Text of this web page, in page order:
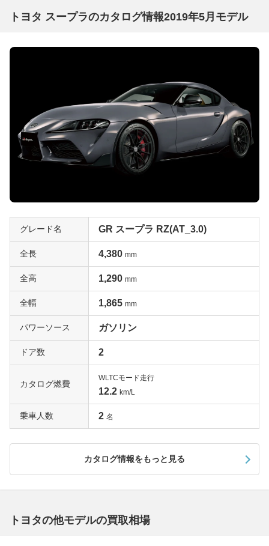
0kgと軽量なのでかなり軽快に走ります。タイヤが前後22
子制御スロットルやオイルクーラーなど走り系の装備も省
見劣りしますが、スープラの本質はしっかり楽しめます。
ちなみに99年からは後輪が245となって前後異サイズとな
りました。スープラにカジュアルに乗りたいという人には
お勧めのグレードです。ぜひ一括査定を試してみてくださ
い。
RZは2002年まで生産されていた先代スープラの中でも最
6気筒ツインターボで、パワーは当時の自主規制値であっ
た280ps。同じエンジンを搭載したGZグレードよりも豪
華装備が省かれている分、重量も軽く仕上がっています。
このRZは当初6速MTと4速ATが用意されていたのです
が、94年にグレード体系の変更が行われ、RZ は6速MTの
みの設定となり17インチタイヤを標準装備というさらに
らは6速MTの他に4速ATも選択できました。またタイヤは
16インチが標準となっています。トルセン式LSD(MT車の
み)やビルシュタイン製ショックアブソーバー、フロント
転席パワーシートも標準装備されています。さらに97年
からはステアリングにATのシフトアップ&ダウンができる
ボタンが装備されました。先代スープラの走りを楽しむの
には最も適したグレードであり、今ではかなり価値が高ま
っています。ぜひ一括査定を試してみてください。
先代スープラの豪華グレードであるGZ。エンジンは280p
ング&シフトノブに、シートも本革表皮が標準装備となっ
トヨタ スープラのカタログ情報2019年5月モデル
グレード名 GR スープラ RZ(AT_3.0)
全長 4,380 mm
全高 1,290 mm
全幅 1,865 mm
パワーソース ガソリン
ドア数 2
カタログ燃費
WLTCモード走行
12.2 km/L
乗車人数 2 名
カタログ情報をもっと見る
トヨタの他モデルの買取相場